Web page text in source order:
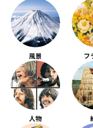
風景 フ
人物